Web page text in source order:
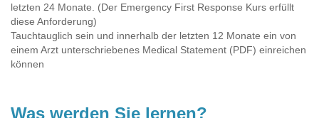
letzten 24 Monate. (Der Emergency First Response Kurs erfüllt
diese Anforderung)
Tauchtauglich sein und innerhalb der letzten 12 Monate ein von
einem Arzt unterschriebenes Medical Statement (PDF) einreichen
können
Was werden Sie lernen?